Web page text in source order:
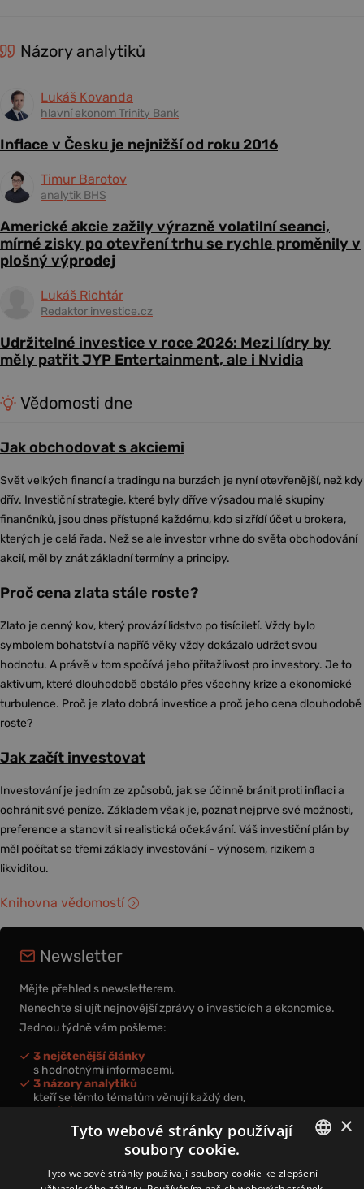
Názory analytiků
Lukáš Kovanda
hlavní ekonom Trinity Bank
Inflace v Česku je nejnižší od roku 2016
Timur Barotov
analytik BHS
Americké akcie zažily výrazně volatilní seanci,
mírné zisky po otevření trhu se rychle proměnily v
plošný výprodej
Lukáš Richtár
Redaktor investice.cz
Udržitelné investice v roce 2026: Mezi lídry by
měly patřit JYP Entertainment, ale i Nvidia
Vědomosti dne
Jak obchodovat s akciemi
Svět velkých financí a tradingu na burzách je nyní otevřenější, než kdy
dřív. Investiční strategie, které byly dříve výsadou malé skupiny
finančníků, jsou dnes přístupné každému, kdo si zřídí účet u brokera,
kterých je celá řada. Než se ale investor vrhne do světa obchodování
akcií, měl by znát základní termíny a principy.
Proč cena zlata stále roste?
Zlato je cenný kov, který provází lidstvo po tisíciletí. Vždy bylo
symbolem bohatství a napříč věky vždy dokázalo udržet svou
hodnotu. A právě v tom spočívá jeho přitažlivost pro investory. Je to
aktivum, které dlouhodobě obstálo přes všechny krize a ekonomické
turbulence. Proč je zlato dobrá investice a proč jeho cena dlouhodobě
roste?
Jak začít investovat
Investování je jedním ze způsobů, jak se účinně bránit proti inflaci a
ochránit své peníze. Základem však je, poznat nejprve své možnosti,
preference a stanovit si realistická očekávání. Váš investiční plán by
měl počítat se třemi základy investování - výnosem, rizikem a
likviditou.
Knihovna vědomostí
Newsletter
Mějte přehled s newsletterem.
Nenechte si ujít nejnovější zprávy o investicích a ekonomice.
Jednou týdně vám pošleme:
3 nejčtenější články
s hodnotnými informacemi,
3 názory analytiků
kteří se těmto tématům věnují každý den,
nová videa a podcasty
k prohloubení vašich znalostí.
CZECH
×
Tyto webové stránky používají
soubory cookie.
Tyto webové stránky používají soubory cookie ke zlepšení